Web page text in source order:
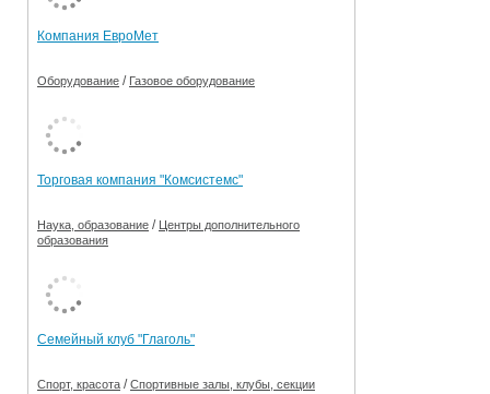
Компания ЕвроМет
Оборудование / Газовое оборудование
Торговая компания "Комсистемс"
Наука, образование / Центры дополнительного
образования
Семейный клуб "Глаголь"
Спорт, красота /Спортивные залы, клубы, секции